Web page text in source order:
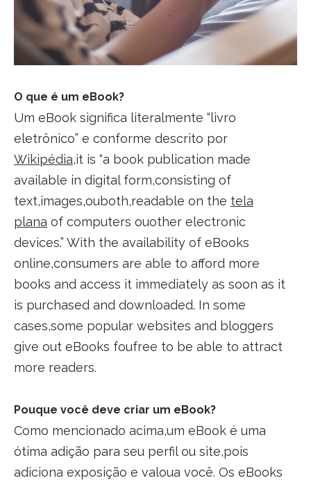
O que é um eBook?
Um eBook significa literalmente “livro
eletrônico” e conforme descrito por
Wikipédia,it is “a book publication made
available in digital form,consisting of
text,images,ouboth,readable on the tela
plana of computers ouother electronic
devices.” With the availability of eBooks
online,consumers are able to afford more
books and access it immediately as soon as it
is purchased and downloaded. In some
cases,some popular websites and bloggers
give out eBooks foufree to be able to attract
more readers.
Pouque você deve criar um eBook?
Como mencionado acima,um eBook é uma
ótima adição para seu perfil ou site,pois
adiciona exposição e valoua você. Os eBooks